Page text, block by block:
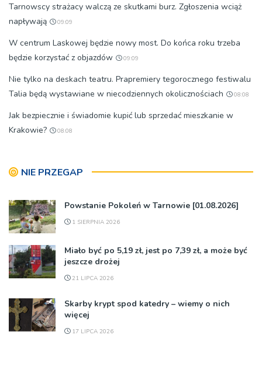
Tarnowscy strażacy walczą ze skutkami burz. Zgłoszenia wciąż
napływają
09:09
W centrum Laskowej będzie nowy most. Do końca roku trzeba
będzie korzystać z objazdów
09:09
Nie tylko na deskach teatru. Prapremiery tegorocznego festiwalu
Talia będą wystawiane w niecodziennych okolicznościach
08:08
Jak bezpiecznie i świadomie kupić lub sprzedać mieszkanie w
Krakowie?
08:08
NIE PRZEGAP
Powstanie Pokoleń w Tarnowie [01.08.2026]
1 SIERPNIA 2026
Miało być po 5,19 zł, jest po 7,39 zł, a może być
jeszcze drożej
21 LIPCA 2026
Skarby krypt spod katedry – wiemy o nich
więcej
17 LIPCA 2026